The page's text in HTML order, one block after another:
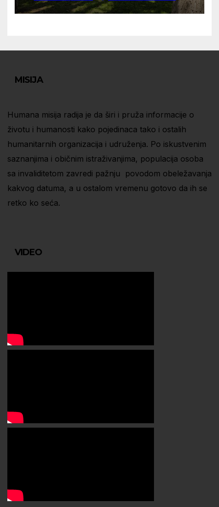
MISIJA
Humana misija radija je da širi i pruža informacije o
životu i humanosti kako pojedinaca tako i ostalih
humanitarnih organizacija i udruženja. Po iskustvenim
saznanjima i običnim istraživanjima, populacija osoba
sa invaliditetom zavredi pažnju povodom obeležavanja
kakvog datuma, a u ostalom vremenu gotovo da ih se
retko ko seća.
VIDEO